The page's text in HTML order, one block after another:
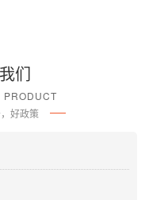
们
PRODUCT
好政策